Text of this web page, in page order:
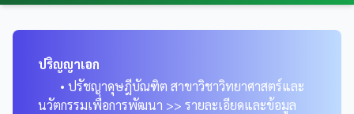
ปริญญาเอก
• ปรัชญาดุษฎีบัณฑิต สาขาวิชาวิทยาศาสตร์และ
นวัตกรรมเพื่อการพัฒนา >> รายละเอียดและข้อมูล